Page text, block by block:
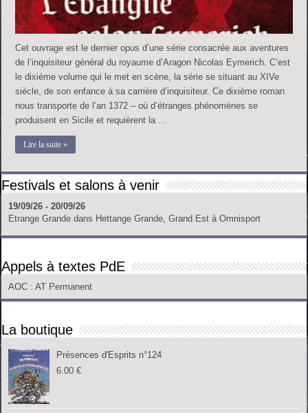
Cet ouvrage est le dernier opus d’une série consacrée aux aventures
de l’inquisiteur général du royaume d’Aragon Nicolas Eymerich. C’est
le dixième volume qui le met en scène, la série se situant au XIVe
siècle, de son enfance à sa carrière d’inquisiteur. Ce dixième roman
nous transporte de l’an 1372 – où d’étranges phénomènes se
produisent en Sicile et requièrent la …
Lire la suite »
Festivals et salons à venir
19/09/26 - 20/09/26
Etrange Grande dans Hettange Grande, Grand Est à Omnisport
Appels à textes PdE
AOC : AT Permanent
La boutique
Présences d'Esprits n°124
6.00€